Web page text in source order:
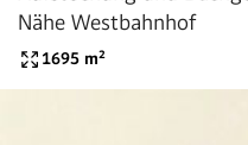
Nähe Westbahnhof
1695 m²